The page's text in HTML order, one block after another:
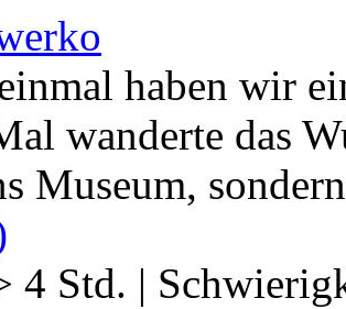
haben wir
wanderte das
Museum,
4 Std. |